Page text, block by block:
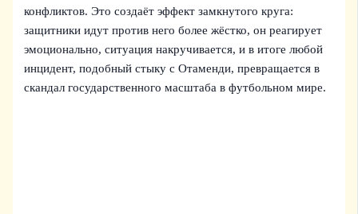
конфликтов. Это создаёт эффект замкнутого круга:
защитники идут против него более жёстко, он реагирует
эмоционально, ситуация накручивается, и в итоге любой
инцидент, подобный стыку с Отаменди, превращается в
скандал государственного масштаба в футбольном мире.